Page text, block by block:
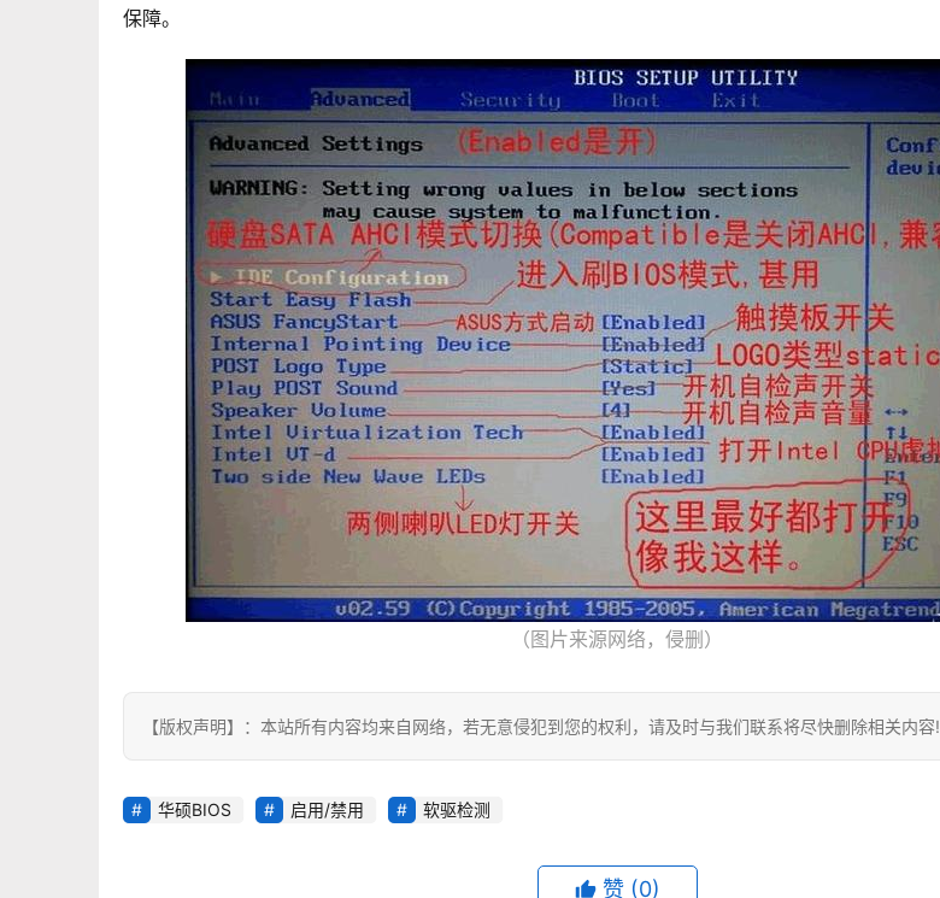
保障。
（图片来源网络，侵删）
【版权声明】：本站所有内容均来自网络，若无意侵犯到您的权利，请及时与我们联系将尽快删除相关内容!
华硕BIOS 启用/禁用 软驱检测
赞 (0)